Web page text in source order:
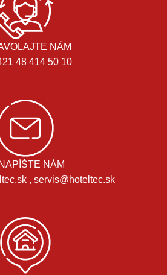
NÁM
48 414 50 10
NAPÍŠTE NÁM
, servis@hoteltec.sk